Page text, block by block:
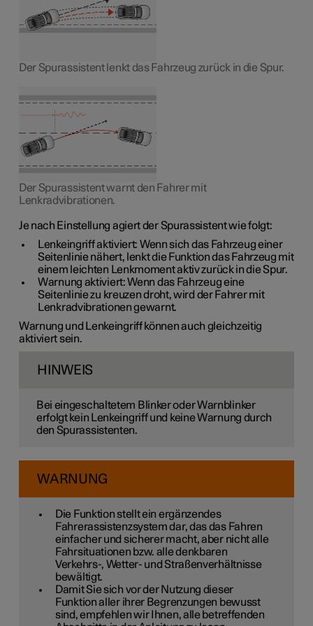
Der Spurassistent lenkt das Fahrzeug zurück in die Spur.
Der Spurassistent warnt den Fahrer mit
Lenkradvibrationen.
Je nach Einstellung agiert der Spurassistent wie folgt:
Lenkeingriff aktiviert: Wenn sich das Fahrzeug einer
Seitenlinie nähert, lenkt die Funktion das Fahrzeug mit
einem leichten Lenkmoment aktiv zurück in die Spur.
Warnung aktiviert: Wenn das Fahrzeug eine
Seitenlinie zu kreuzen droht, wird der Fahrer mit
Lenkradvibrationen gewarnt.
Warnung und Lenkeingriff können auch gleichzeitig
aktiviert sein.
HINWEIS
Bei eingeschaltetem Blinker oder Warnblinker
erfolgt kein Lenkeingriff und keine Warnung durch
den Spurassistenten.
WARNUNG
Die Funktion stellt ein ergänzendes
Fahrerassistenzsystem dar, das das Fahren
einfacher und sicherer macht, aber nicht alle
Fahrsituationen bzw. alle denkbaren
Verkehrs-, Wetter- und Straßenverhältnisse
bewältigt.
Damit Sie sich vor der Nutzung dieser
Funktion aller ihrer Begrenzungen bewusst
sind, empfehlen wir Ihnen, alle betreffenden